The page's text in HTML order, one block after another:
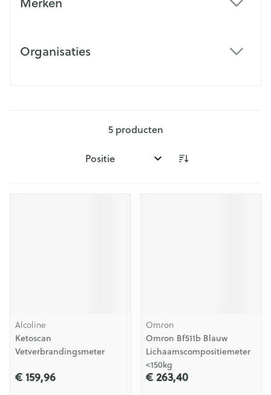
Organisaties
5producten
Sorteer op:
Alcoline
Ketoscan
Vetverbrandingsmeter
€ 159,96
Omron
Omron Bf511b Blauw
Lichaamscompositiemeter
<150kg
€ 263,40